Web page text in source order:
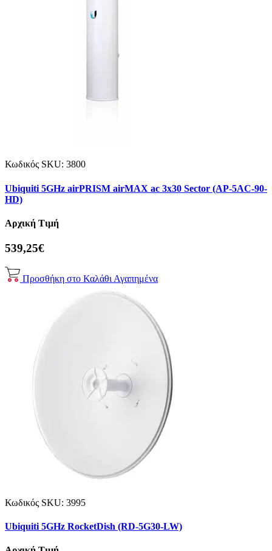
Κωδικός SKU: 3800
Ubiquiti 5GHz airPRISM airMAX ac 3x30 Sector (AP-5AC-90-
HD)
Αρχική Τιμή
539,25€
Προσθήκη στο Καλάθι Αγαπημένα
Κωδικός SKU: 3995
Ubiquiti 5GHz RocketDish (RD-5G30-LW)